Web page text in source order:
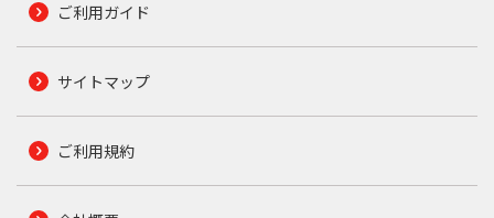
ご利用ガイド
サイトマップ
ご利用規約